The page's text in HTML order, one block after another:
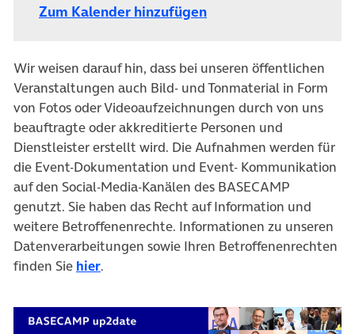
Zum Kalender hinzufügen
Wir weisen darauf hin, dass bei unseren öffentlichen
Veranstaltungen auch Bild- und Tonmaterial in Form
von Fotos oder Videoaufzeichnungen durch von uns
beauftragte oder akkreditierte Personen und
Dienstleister erstellt wird. Die Aufnahmen werden für
die Event-Dokumentation und Event- Kommunikation
auf den Social-Media-Kanälen des BASECAMP
genutzt. Sie haben das Recht auf Information und
weitere Betroffenenrechte. Informationen zu unseren
Datenverarbeitungen sowie Ihren Betroffenenrechten
finden Sie hier.